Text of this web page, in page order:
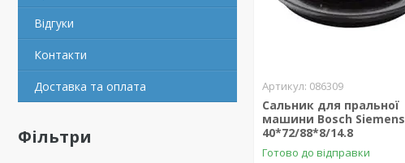
Відгуки
Контакти
Доставка та оплата
Фільтри
086309
Сальник для пральної
машини Bosch Siemens
40*72/88*8/14.8
Готово до відправки